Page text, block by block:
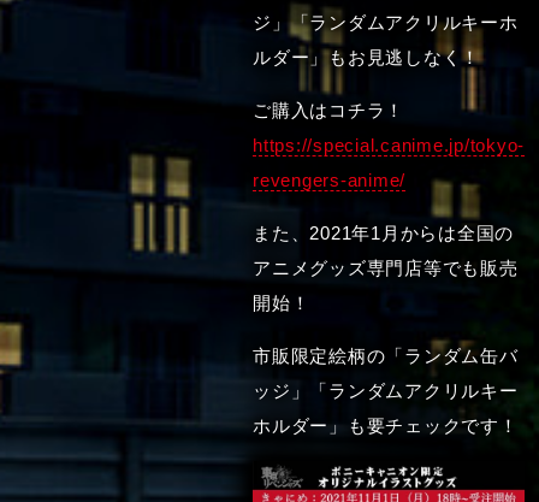
ジ」「ランダムアクリルキーホ
ルダー」もお見逃しなく！
ご購入はコチラ！
https://special.canime.jp/tokyo-
revengers-anime/
また、2021年1月からは全国の
アニメグッズ専門店等でも販売
開始！
市販限定絵柄の「ランダム缶バ
ッジ」「ランダムアクリルキー
ホルダー」も要チェックです！